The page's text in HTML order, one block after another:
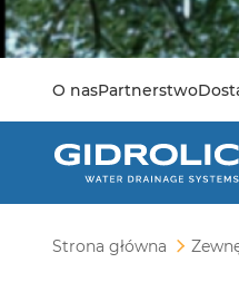
O nasPartnerstwo
Strona główna